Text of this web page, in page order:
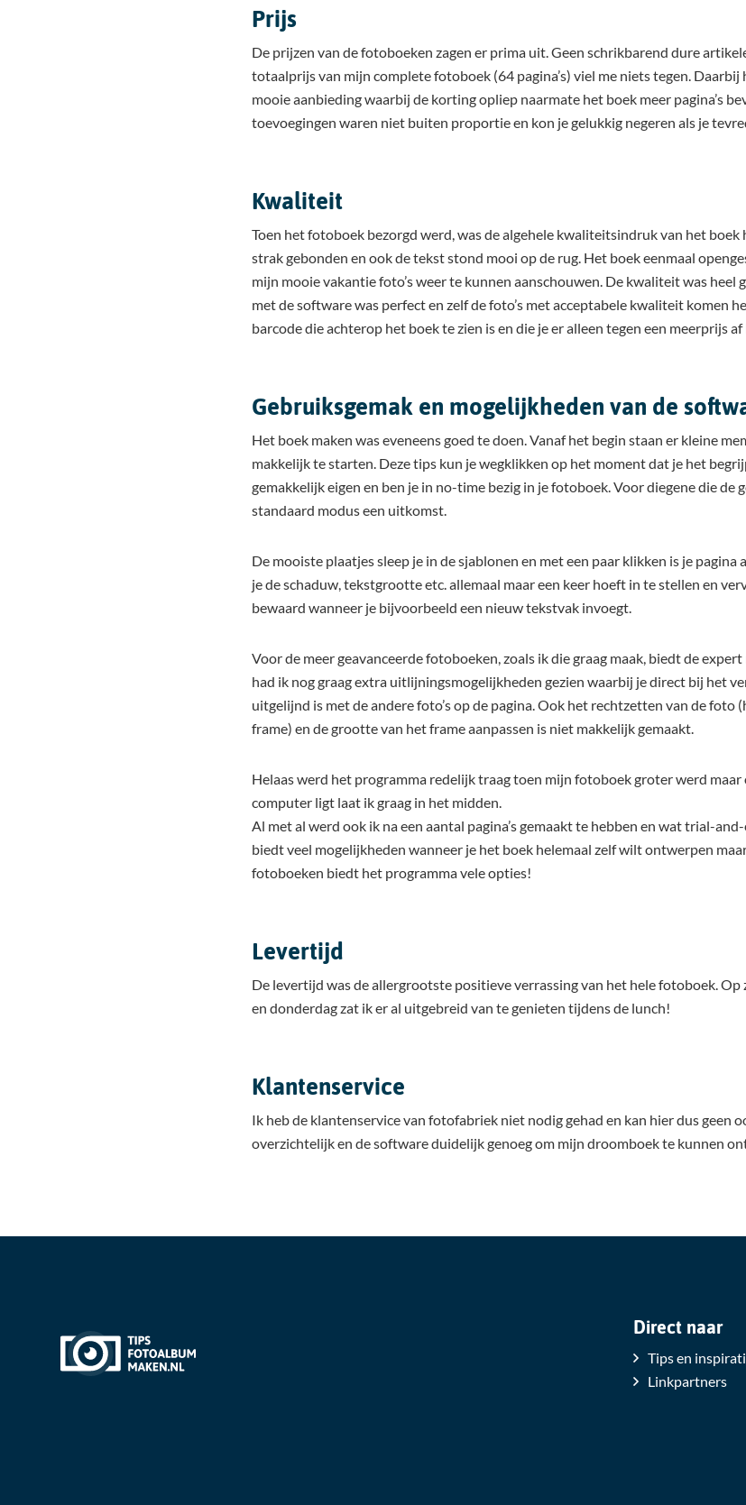
Prijs
De prijzen van de fotoboeken zagen er prima uit. Geen schrikbarend dure
totaalprijs van mijn complete fotoboek (64 pagina’s) viel me niets tegen.
mooie aanbieding waarbij de korting opliep naarmate het boek meer pagina’s
toevoegingen waren niet buiten proportie en kon je gelukkig negeren als je
Kwaliteit
Toen het fotoboek bezorgd werd, was de algehele kwaliteitsindruk van het boek
strak gebonden en ook de tekst stond mooi op de rug. Het boek eenmaal
mijn mooie vakantie foto’s weer te kunnen aanschouwen. De kwaliteit was heel
met de software was perfect en zelf de foto’s met acceptabele kwaliteit komen
barcode die achterop het boek te zien is en die je er alleen tegen een meerprijs
Gebruiksgemak en mogelijkheden van de
Het boek maken was eveneens goed te doen. Vanaf het begin staan er kleine
makkelijk te starten. Deze tips kun je wegklikken op het moment dat je het
gemakkelijk eigen en ben je in no-time bezig in je fotoboek. Voor diegene die de
standaard modus een uitkomst.
De mooiste plaatjes sleep je in de sjablonen en met een paar klikken is je pagina
je de schaduw, tekstgrootte etc. allemaal maar een keer hoeft in te stellen en
bewaard wanneer je bijvoorbeeld een nieuw tekstvak invoegt.
Voor de meer geavanceerde fotoboeken, zoals ik die graag maak, biedt de
had ik nog graag extra uitlijningsmogelijkheden gezien waarbij je direct bij het
uitgelijnd is met de andere foto’s op de pagina. Ook het rechtzetten van de foto
frame) en de grootte van het frame aanpassen is niet makkelijk gemaakt.
Helaas werd het programma redelijk traag toen mijn fotoboek groter werd
computer ligt laat ik graag in het midden.
Al met al werd ook ik na een aantal pagina’s gemaakt te hebben en wat trial-
biedt veel mogelijkheden wanneer je het boek helemaal zelf wilt ontwerpen
fotoboeken biedt het programma vele opties!
Levertijd
De levertijd was de allergrootste positieve verrassing van het hele fotoboek.
en donderdag zat ik er al uitgebreid van te genieten tijdens de lunch!
Klantenservice
Ik heb de klantenservice van fotofabriek niet nodig gehad en kan hier dus geen
overzichtelijk en de software duidelijk genoeg om mijn droomboek te kunnen
Direct naar
Tips en
Linkpartners